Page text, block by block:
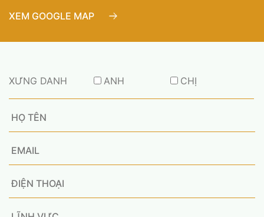
XEM GOOGLE MAP
XƯNG DANH CHỊ
ANH